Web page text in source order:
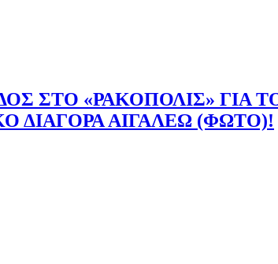
ΣΤΟ «ΡΑΚΟΠΟΛΙΣ» ΓΙΑ
ΔΙΑΓΟΡΑ ΑΙΓΑΛΕΩ (ΦΩΤΟ)!